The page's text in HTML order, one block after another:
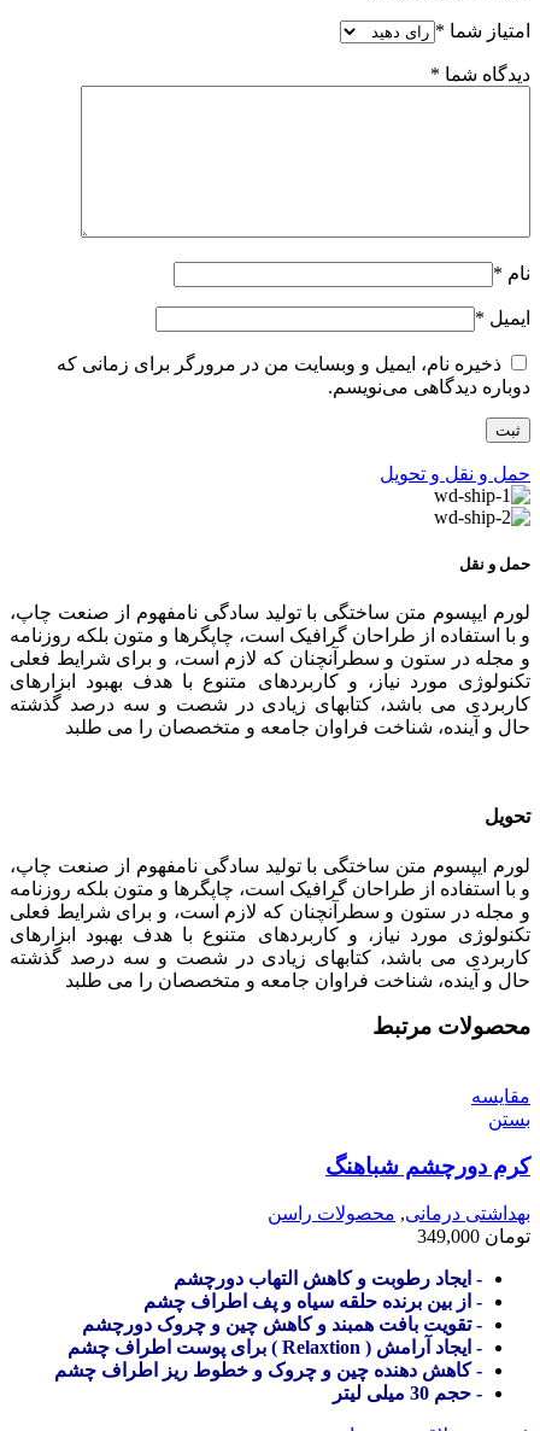
امتیاز شما *
دیدگاه شما *
نام *
ایمیل *
ذخیره نام، ایمیل و وبسایت من در مرورگر برای زمانی که
دوباره دیدگاهی می‌نویسم.
حمل و نقل و تحویل
حمل و نقل
لورم ایپسوم متن ساختگی با تولید سادگی نامفهوم از صنعت چاپ،
و با استفاده از طراحان گرافیک است، چاپگرها و متون بلکه روزنامه
و مجله در ستون و سطرآنچنان که لازم است، و برای شرایط فعلی
تکنولوژی مورد نیاز، و کاربردهای متنوع با هدف بهبود ابزارهای
کاربردی می باشد، کتابهای زیادی در شصت و سه درصد گذشته
حال و آینده، شناخت فراوان جامعه و متخصصان را می طلبد
تحویل
لورم ایپسوم متن ساختگی با تولید سادگی نامفهوم از صنعت چاپ،
و با استفاده از طراحان گرافیک است، چاپگرها و متون بلکه روزنامه
و مجله در ستون و سطرآنچنان که لازم است، و برای شرایط فعلی
تکنولوژی مورد نیاز، و کاربردهای متنوع با هدف بهبود ابزارهای
کاربردی می باشد، کتابهای زیادی در شصت و سه درصد گذشته
حال و آینده، شناخت فراوان جامعه و متخصصان را می طلبد
محصولات مرتبط
مقایسه
بستن
کرم دورچشم شباهنگ
بهداشتی درمانی, محصولات راسن
تومان
- ایجاد رطوبت و کاهش التهاب دورچشم
- از بین برنده حلقه سیاه و پف اطراف چشم
- تقویت بافت همبند و کاهش چین و چروک دورچشم
- ایجاد آرامش ( Relaxtion ) برای پوست اطراف چشم
- کاهش دهنده چین و چروک و خطوط ریز اطراف چشم
- حجم 30 میلی لیتر